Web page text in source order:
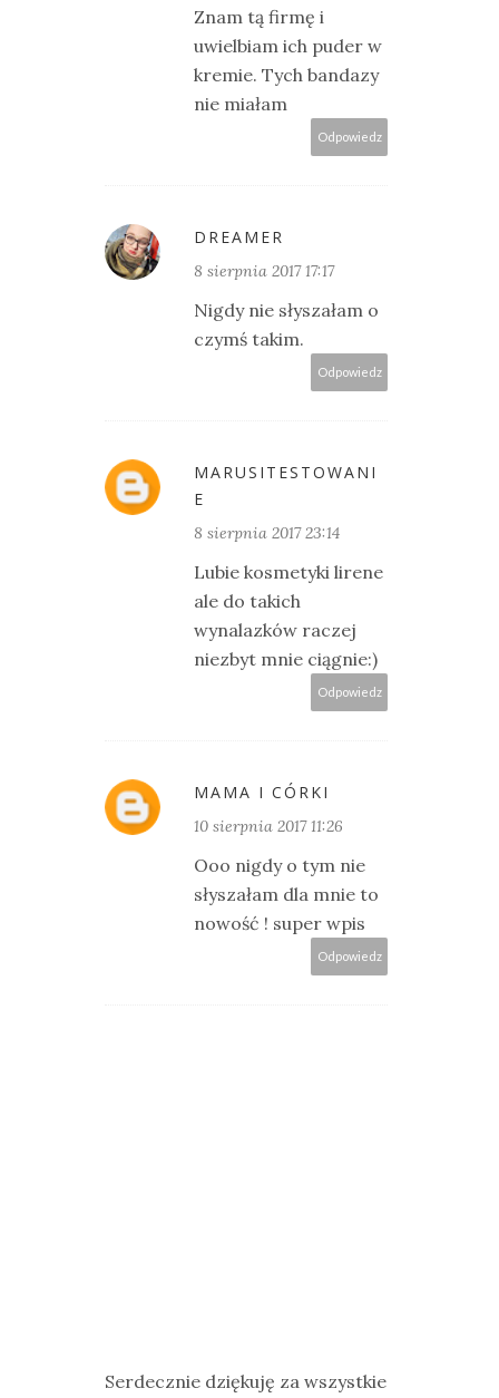
Znam tą firmę i
uwielbiam ich puder w
kremie. Tych bandazy
nie miałam
Odpowiedz
DREAMER
8 sierpnia 2017 17:17
Nigdy nie słyszałam o
czymś takim.
Odpowiedz
MARUSITESTOWANI
E
8 sierpnia 2017 23:14
Lubie kosmetyki lirene
ale do takich
wynalazków raczej
niezbyt mnie ciągnie:)
Odpowiedz
MAMA I CÓRKI
10 sierpnia 2017 11:26
Ooo nigdy o tym nie
słyszałam dla mnie to
nowość ! super wpis
Odpowiedz
Serdecznie dziękuję za wszystkie